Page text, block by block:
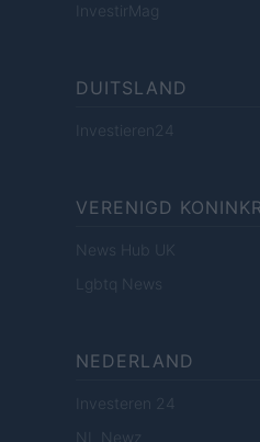
InvestirMag
DUITSLAND
Investieren24
VERENIGD
News Hub UK
Lgbtq News
NEDERLAND
Investeren 24
NL Newz